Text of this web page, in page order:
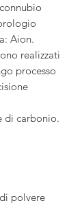
Aion.
realizzati
processo
di carbonio.
polvere